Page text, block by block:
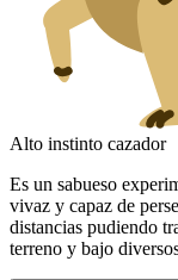
Alto instinto cazador
Es un sabueso
vivaz y capaz de
distancias pudiendo
terreno y bajo